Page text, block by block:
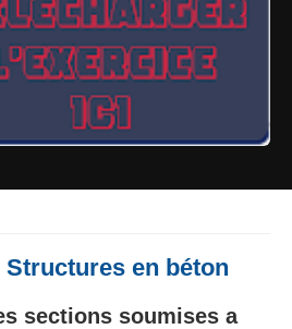
Structures en béton
sections soumises a